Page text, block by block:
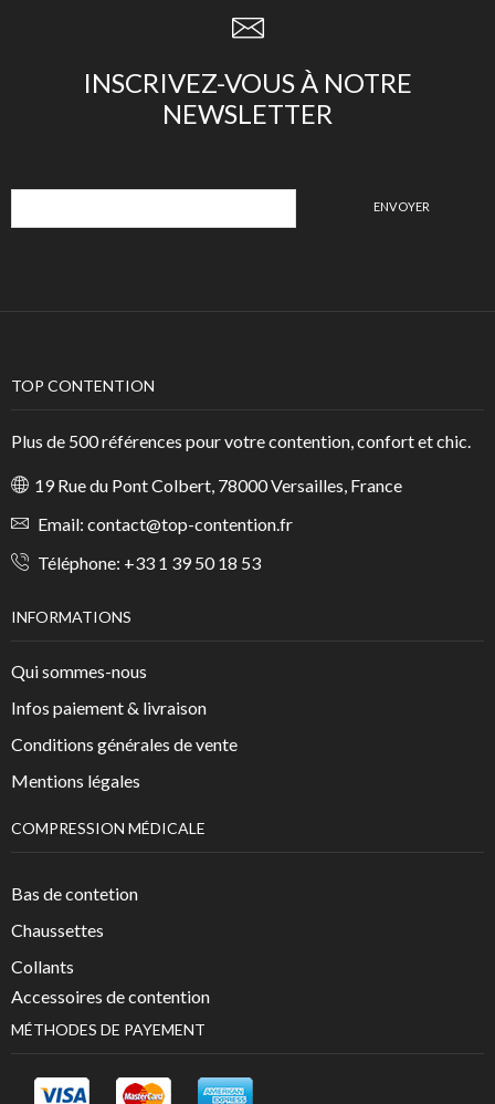
INSCRIVEZ-VOUS À NOTRE
NEWSLETTER
TOP CONTENTION
Plus de 500 références pour votre contention, confort et chic.
19 Rue du Pont Colbert, 78000 Versailles, France
Email: contact@top-contention.fr
Téléphone: +33 1 39 50 18 53
INFORMATIONS
Qui sommes-nous
Infos paiement & livraison
Conditions générales de vente
Mentions légales
COMPRESSION MÉDICALE
Bas de contetion
Chaussettes
Collants
Accessoires de contention
MÉTHODES DE PAYEMENT